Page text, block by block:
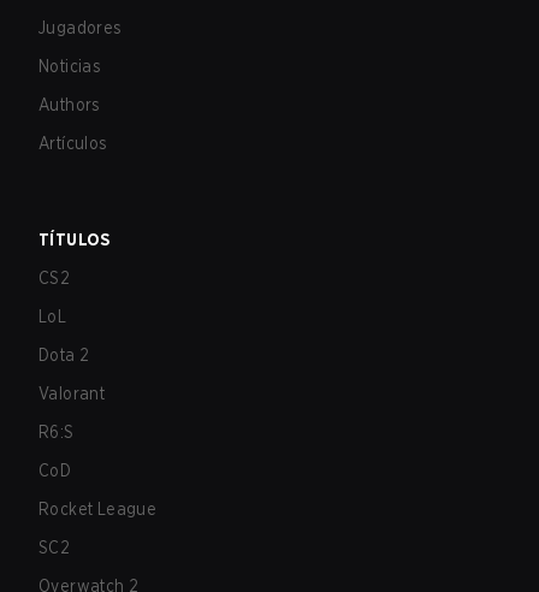
Jugadores
Noticias
Authors
Artículos
TÍTULOS
CS2
LoL
Dota 2
Valorant
R6:S
CoD
Rocket League
SC2
Overwatch 2